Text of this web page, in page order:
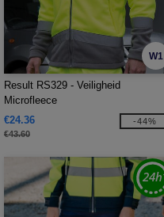
W1
Result RS329 - Veiligheid
Microfleece
€24.36
€43.60
-44%